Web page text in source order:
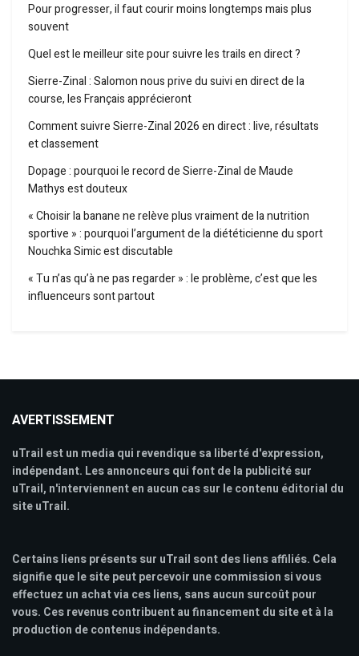
Pour progresser, il faut courir moins longtemps mais plus
souvent
Quel est le meilleur site pour suivre les trails en direct ?
Sierre-Zinal : Salomon nous prive du suivi en direct de la
course, les Français apprécieront
Comment suivre Sierre-Zinal 2026 en direct : live, résultats
et classement
Dopage : pourquoi le record de Sierre-Zinal de Maude
Mathys est douteux
« Choisir la banane ne relève plus vraiment de la nutrition
sportive » : pourquoi l’argument de la diététicienne du sport
Nouchka Simic est discutable
« Tu n’as qu’à ne pas regarder » : le problème, c’est que les
influenceurs sont partout
AVERTISSEMENT
uTrail est un media qui revendique sa liberté d'expression,
indépendant. Les annonceurs qui font de la publicité sur
uTrail, n'interviennent en aucun cas sur le contenu éditorial du
site uTrail.
Certains liens présents sur uTrail sont des liens affiliés. Cela
signifie que le site peut percevoir une commission si vous
effectuez un achat via ces liens, sans aucun surcoût pour
vous. Ces revenus contribuent au financement du site et à la
production de contenus indépendants.